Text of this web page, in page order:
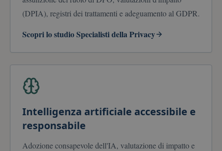
(DPIA), registri dei trattamenti e adeguamento al GDPR.
Scopri lo studio Specialisti della Privacy
(si apre in una nuova scheda)
Intelligenza artificiale accessibile e
responsabile
Adozione consapevole dell'IA, valutazione di impatto e